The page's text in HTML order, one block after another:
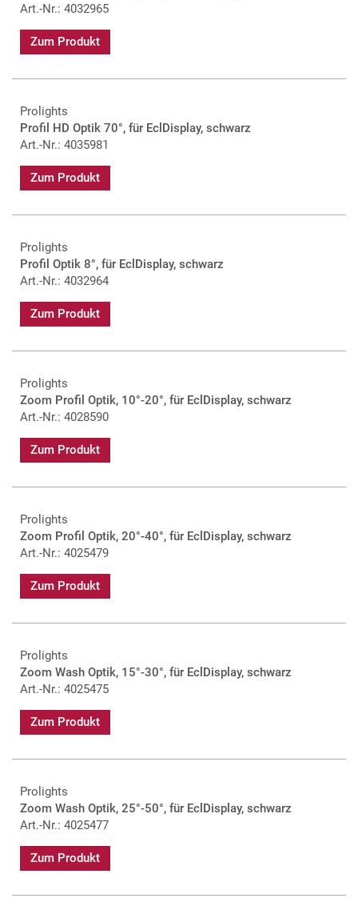
Art.-Nr.: 4032965
Zum Produkt
Prolights
Profil HD Optik 70°, für EclDisplay, schwarz
Art.-Nr.: 4035981
Zum Produkt
Prolights
Profil Optik 8°, für EclDisplay, schwarz
Art.-Nr.: 4032964
Zum Produkt
Prolights
Zoom Profil Optik, 10°-20°, für EclDisplay, schwarz
Art.-Nr.: 4028590
Zum Produkt
Prolights
Zoom Profil Optik, 20°-40°, für EclDisplay, schwarz
Art.-Nr.: 4025479
Zum Produkt
Prolights
Zoom Wash Optik, 15°-30°, für EclDisplay, schwarz
Art.-Nr.: 4025475
Zum Produkt
Prolights
Zoom Wash Optik, 25°-50°, für EclDisplay, schwarz
Art.-Nr.: 4025477
Zum Produkt